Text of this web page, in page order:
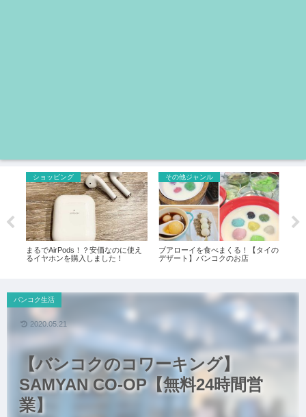
ショッピング
まるでAirPods！？安価なのに使え
るイヤホンを購入しました！
その他ジャンル
ブアローイを食べまくる！【タイの
デザート】バンコクのお店
【バンコクのコワーキング】
SAMYAN CO-OP【無料24時間営
業】
バンコク生活
2020.05.21